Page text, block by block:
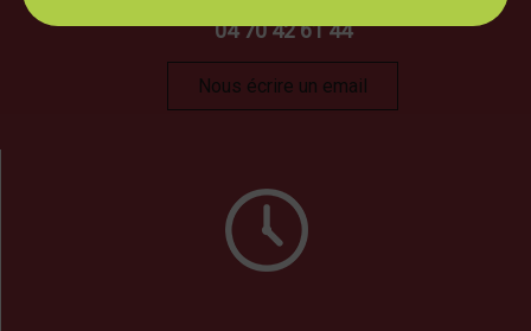
04 70 42 61 44
Nous écrire un email